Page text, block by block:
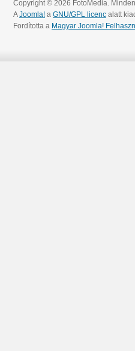
Copyright © 2026 FotoMedia.
AJoomla! a GNU/GPL licenc alatt
Fordította a Magyar Joomla!